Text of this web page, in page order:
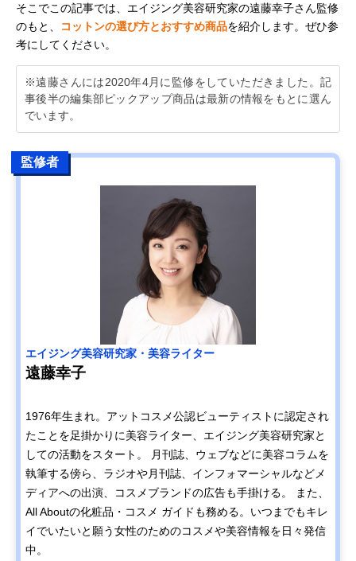
そこでこの記事では、エイジング美容研究家の遠藤幸子さん監修
のもと、
コットンの選び方とおすすめ商品を紹介します。ぜひ参
考にしてください。
※遠藤さんには2020年4月に監修をしていただきました。記
事後半の編集部ピックアップ商品は最新の情報をもとに選ん
でいます。
監修者
エイジング美容研究家・美容ライター
遠藤幸子
1976年生まれ。アットコスメ公認ビューティストに認定され
たことを足掛かりに美容ライター、エイジング美容研究家と
しての活動をスタート。 月刊誌、ウェブなどに美容コラムを
執筆する傍ら、ラジオや月刊誌、インフォマーシャルなどメ
ディアへの出演、コスメブランドの広告も手掛ける。 また、
All Aboutの化粧品・コスメ ガイドも務める。いつまでもキレ
イでいたいと願う女性のためのコスメや美容情報を日々発信
中。